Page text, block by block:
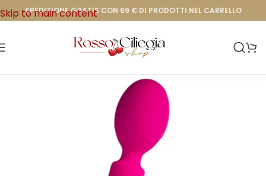
Skip to main content
SPEDIZIONE GRATIS CON 69 € DI PRODOTTI NEL CARRELLO